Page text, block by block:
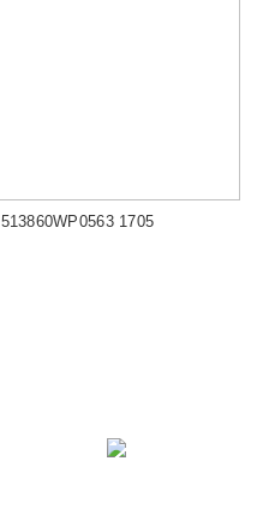
ステラマッカートニー トートバッグ 513860WP0563 1705